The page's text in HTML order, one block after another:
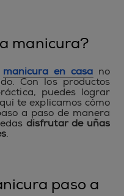
manicura?
manicura en casa no
Con los productos
puedes lograr
te explicamos cómo
a paso de manera
disfrutar de uñas
.
paso a